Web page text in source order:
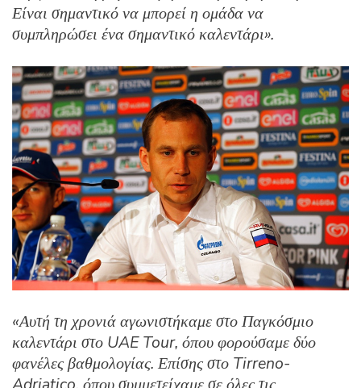
Είναι σημαντικό να μπορεί η ομάδα να
συμπληρώσει ένα σημαντικό καλεντάρι».
«Αυτή τη χρονιά αγωνιστήκαμε στο Παγκόσμιο
καλεντάρι στο UAE Tour, όπου φορούσαμε δύο
φανέλες βαθμολογίας. Επίσης στο Tirreno-